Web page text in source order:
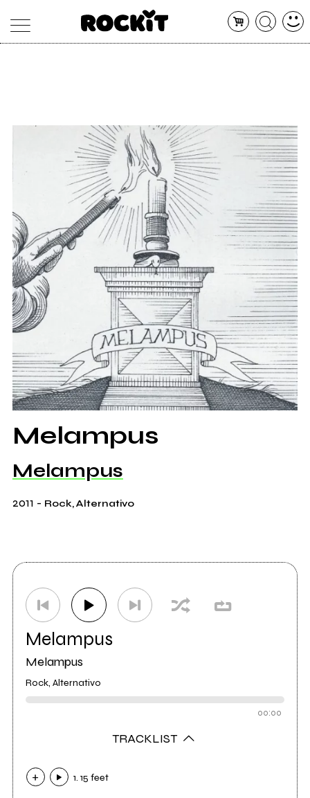
ARTISTI
CONCERTI
SHOP
RADIO
Melampus
Melampus
2011 - Rock, Alternativo
Melampus
Melampus
Rock, Alternativo
00:00
TRACKLIST
1. 15 feet